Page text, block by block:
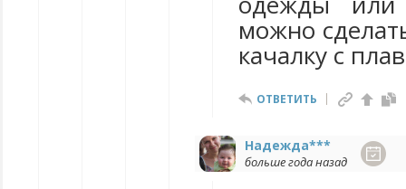
можно
качалку с
ОТВЕТИТЬ
Надежда***
больше года назад